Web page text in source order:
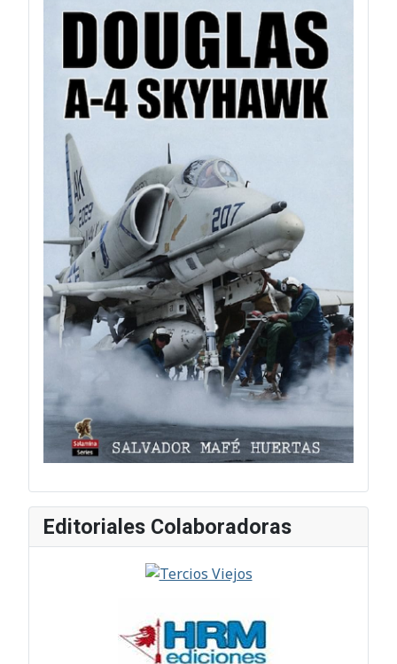
Editoriales Colaboradoras